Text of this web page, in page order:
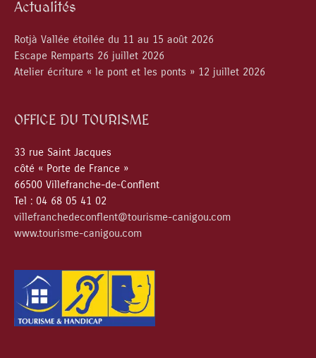
Actualités
Rotjà Vallée étoilée du 11 au 15 août 2026
Escape Remparts 26 juillet 2026
Atelier écriture « le pont et les ponts » 12 juillet 2026
OFFICE DU TOURISME
33 rue Saint Jacques
côté « Porte de France »
66500 Villefranche-de-Conflent
Tel : 04 68 05 41 02
villefranchedeconflent@tourisme-canigou.com
www.tourisme-canigou.com